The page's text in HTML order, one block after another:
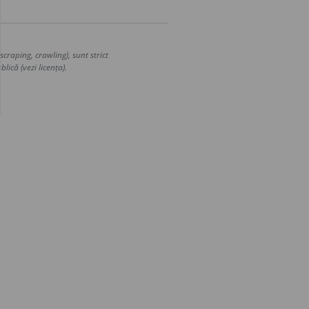
crawling), sunt strict
(vezi licența).